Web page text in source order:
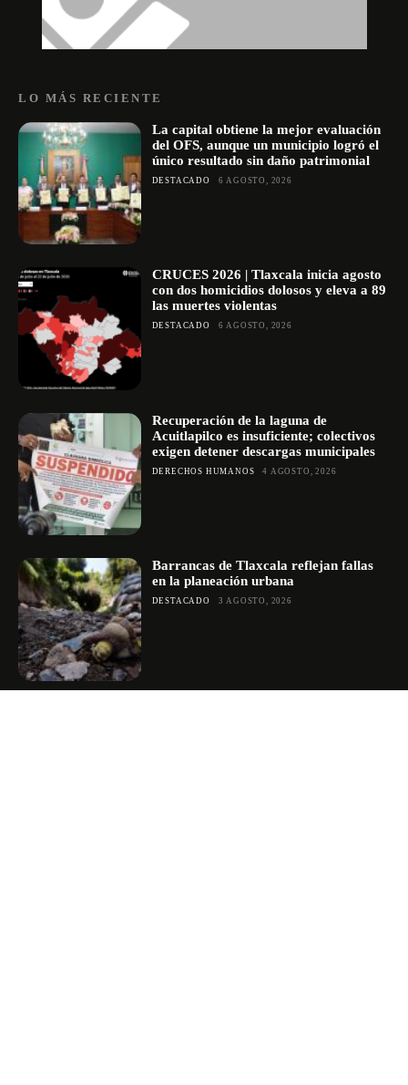
LO MÁS RECIENTE
La capital obtiene la mejor evaluación
del OFS, aunque un municipio logró el
único resultado sin daño patrimonial
DESTACADO 6 AGOSTO, 2026
CRUCES 2026 | Tlaxcala inicia agosto
con dos homicidios dolosos y eleva a 89
las muertes violentas
DESTACADO 6 AGOSTO, 2026
Recuperación de la laguna de
Acuitlapilco es insuficiente; colectivos
exigen detener descargas municipales
DERECHOS HUMANOS 4 AGOSTO, 2026
Barrancas de Tlaxcala reflejan fallas
en la planeación urbana
DESTACADO 3 AGOSTO, 2026